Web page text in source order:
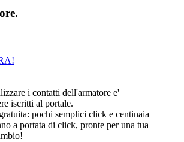
.
i contatti dell'armatore e'
iscritti al portale.
pochi semplici click e centinaia
a portata di click, pronte per una tua